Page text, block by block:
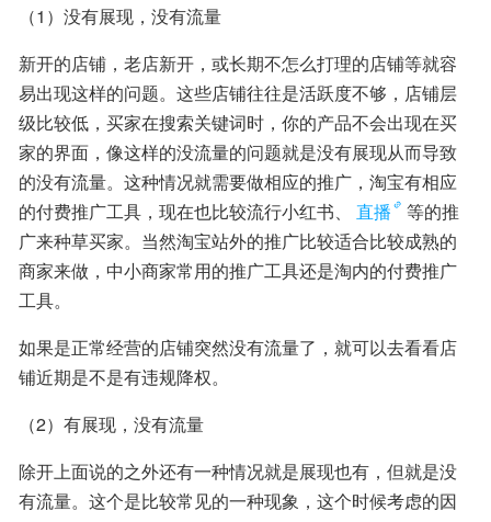
（1）没有展现，没有流量
新开的店铺，老店新开，或长期不怎么打理的店铺等就容
易出现这样的问题。这些店铺往往是活跃度不够，店铺层
级比较低，买家在搜索关键词时，你的产品不会出现在买
家的界面，像这样的没流量的问题就是没有展现从而导致
的没有流量。这种情况就需要做相应的推广，淘宝有相应
的付费推广工具，现在也比较流行小红书、
直播
等的推
广来种草买家。当然淘宝站外的推广比较适合比较成熟的
商家来做，中小商家常用的推广工具还是淘内的付费推广
工具。
如果是正常经营的店铺突然没有流量了，就可以去看看店
铺近期是不是有违规降权。
（2）有展现，没有流量
除开上面说的之外还有一种情况就是展现也有，但就是没
有流量。这个是比较常见的一种现象，这个时候考虑的因